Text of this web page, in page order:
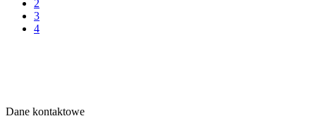
2
3
4
Dane kontaktowe